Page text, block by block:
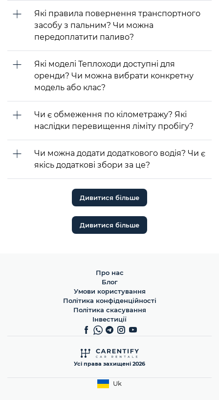
Які правила повернення транспортного
засобу з пальним? Чи можна
передоплатити паливо?
Які моделі Теплоходи доступні для
оренди? Чи можна вибрати конкретну
модель або клас?
Чи є обмеження по кілометражу? Які
наслідки перевищення ліміту пробігу?
Чи можна додати додаткового водія? Чи є
якісь додаткові збори за це?
Дивитися більше
Дивитися більше
Усі права захищені 2026
Про нас
Блог
Умови користування
Політика конфіденційності
Політика скасування
Інвестиції
Uk